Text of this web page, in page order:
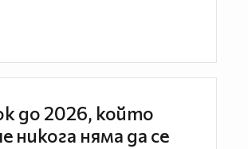
до 2026, който
никога няма да се